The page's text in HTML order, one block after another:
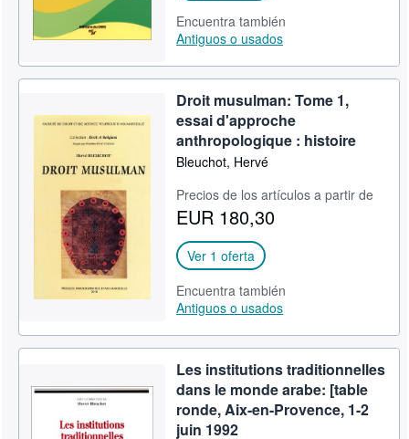
Encuentra también
Antiguos o usados
Droit musulman: Tome 1,
essai d'approche
anthropologique : histoire
Bleuchot, Hervé
Precios de los artículos a partir de
EUR 180,30
Ver 1 oferta
Encuentra también
Antiguos o usados
Les institutions traditionnelles
dans le monde arabe: [table
ronde, Aix-en-Provence, 1-2
juin 1992